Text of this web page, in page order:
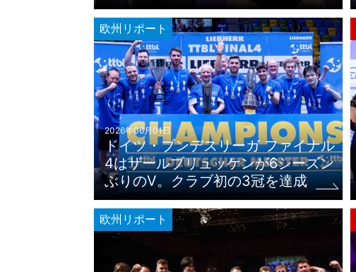
欧州リポート
2026年06月01日
ドイツ・ブンデスリーガ ファイナル
4はザールブリュッケンが6シーズン
ぶりのV。クラブ初の3冠を達成
欧州リポート